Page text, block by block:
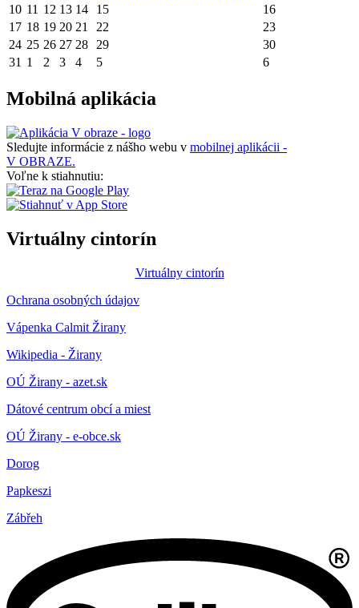
10 11 12 13 14 15
16
17 18 19 20 21 22
23
24 25 26 27 28 29
30
31 1 2 3 4 5 6
Mobilná aplikácia
Sledujte informácie z nášho webu v mobilnej aplikácii -
V OBRAZE.
Voľne k stiahnutiu:
Virtuálny cintorín
Virtuálny cintorín
Ochrana osobných údajov
Vápenka Calmit Žirany
Wikipedia - Žirany
OÚ Žirany - azet.sk
Dátové centrum obcí a miest
OÚ Žirany - e-obce.sk
Dorog
Papkeszi
Zábřeh